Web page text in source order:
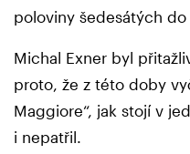
poloviny šedesátých
Michal Exner byl
proto, že z této doby
Maggiore“, jak stojí v
i nepatřil.